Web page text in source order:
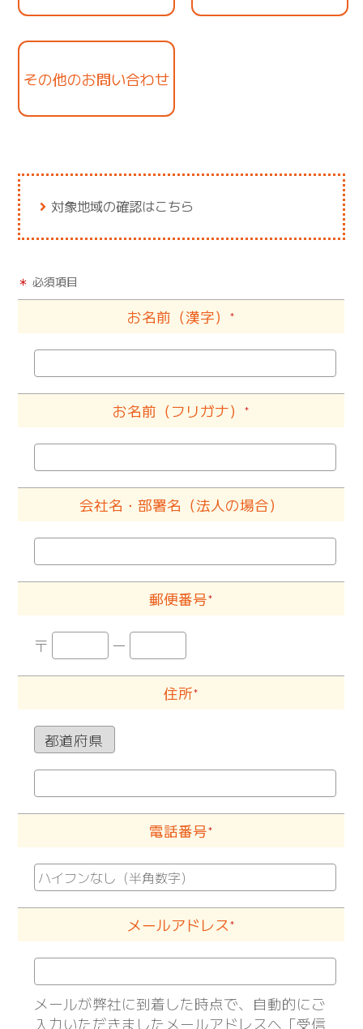
その他のお問い合わせ
対象地域の確認はこちら
＊ 必須項目
お名前（漢字） ＊
お名前（フリガナ） ＊
会社名・部署名（法人の場合）
郵便番号 ＊
〒 ー
住所 ＊
電話番号 ＊
メールアドレス ＊
メールが弊社に到着した時点で、自動的にご
入力いただきましたメールアドレスヘ「受信